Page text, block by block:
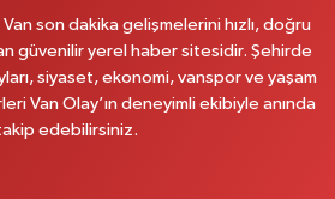
Yol Tarifi Alson dakika gelişmelerini hızlı, doğru
güvenilir yerel haber sitesidir. Şehirde
siyaset, ekonomi, vanspor ve yaşam
Van Olay’ın deneyimli ekibiyle anında
edebilirsiniz.